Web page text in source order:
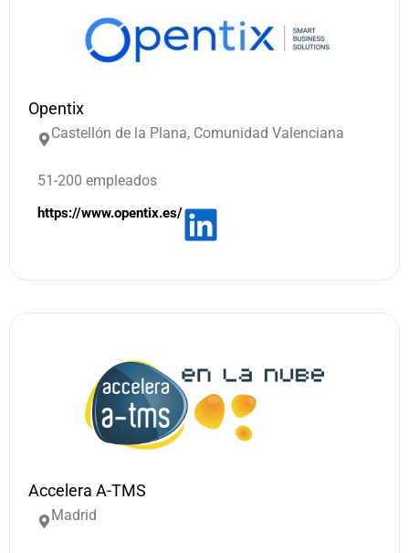
Opentix
Castellón de la Plana, Comunidad Valenciana
51-200 empleados
https://www.opentix.es/
Accelera A-TMS
Madrid